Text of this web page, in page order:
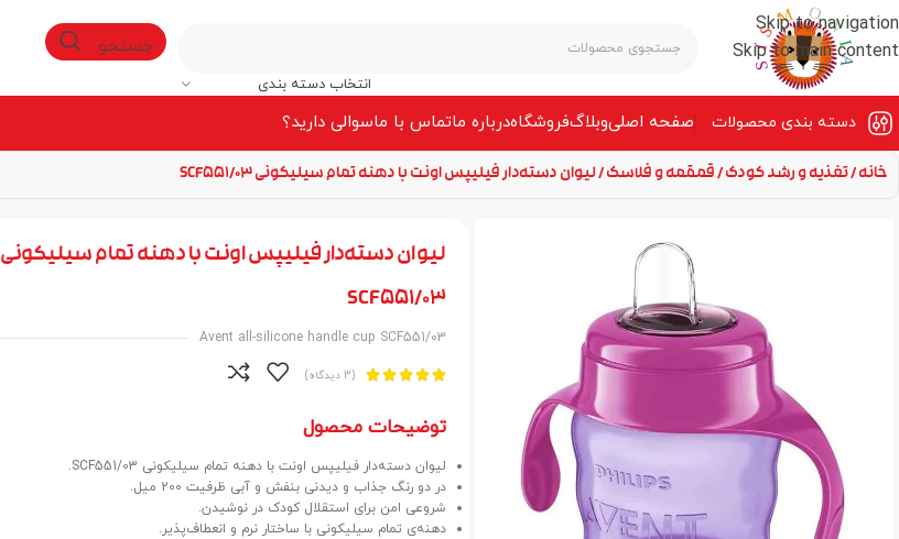
Skip to navigation
Skip to main content
انتخاب دسته بندی
جستجو
دسته بندی محصولات صفحه‌ اصلیوبلاگفروشگاهدرباره ماتماس با ماسوالی دارید؟
خانه تغذیه و رشد کودک قمقمه و فلاسک لیوان دسته‌دار فیلیپس اونت با دهنه تمام سیلیکونی SCF551/03
لیوان دسته‌دار فیلیپس اونت با دهنه تمام سیلیکونی
SCF551/03
Avent all-silicone handle cup SCF551/03




 (3 دیدگاه)
توضیحات محصول
لیوان دسته‌دار فیلیپس اونت با دهنه تمام سیلیکونی SCF551/03.
در دو رنگ جذاب و دیدنی بنفش و آبی ظرفیت 200 میل.
شروعی امن برای استقلال کودک در نوشیدن.
دهنه‌ی تمام سیلیکونی با ساختار نرم و انعطاف‌پذیر.